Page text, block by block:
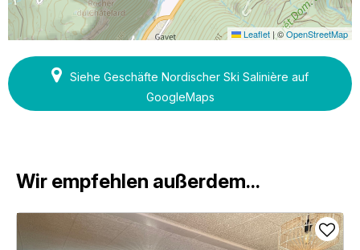
Leaflet |©OpenStreetMap
Siehe Geschäfte Nordischer Ski Salinière auf
GoogleMaps
Wir empfehlen außerdem...